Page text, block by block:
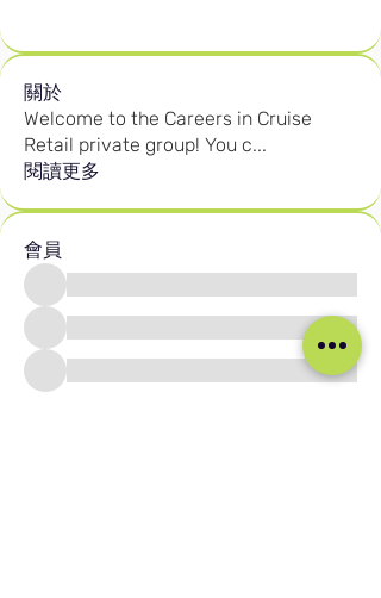
關於
Welcome to the Careers in Cruise
Retail private group! You c...
閱讀更多
會員